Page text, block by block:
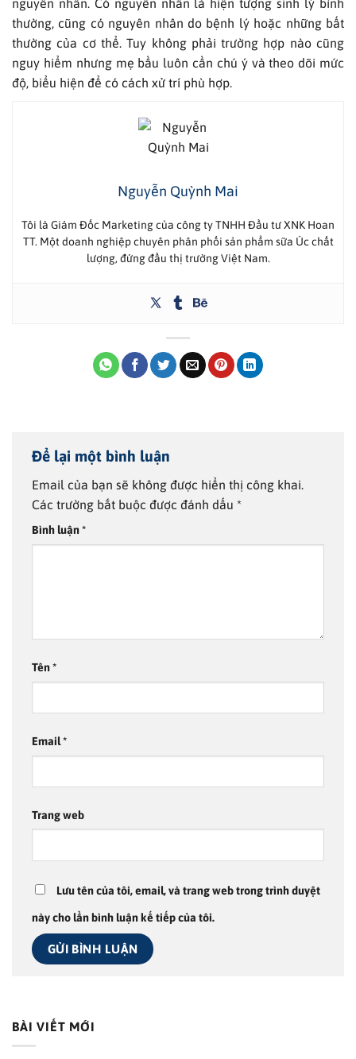
nguyên nhân. Có nguyên nhân là hiện tượng sinh lý bình
thường, cũng có nguyên nhân do bệnh lý hoặc những bất
thường của cơ thể. Tuy không phải trường hợp nào cũng
nguy hiểm nhưng mẹ bầu luôn cần chú ý và theo dõi mức
độ, biểu hiện để có cách xử trí phù hợp.
Nguyễn Quỳnh Mai
Tôi là Giám Đốc Marketing của công ty TNHH Đầu tư XNK Hoan
TT. Một doanh nghiệp chuyên phân phối sản phẩm sữa Úc chất
lượng, đứng đầu thị trường Việt Nam.
Để lại một bình luận
Email của bạn sẽ không được hiển thị công khai.
Các trường bắt buộc được đánh dấu *
Bình luận*
Tên*
Email*
Trang web
Lưu tên của tôi, email, và trang web trong trình duyệt
này cho lần bình luận kế tiếp của tôi.
BÀI VIẾT MỚI